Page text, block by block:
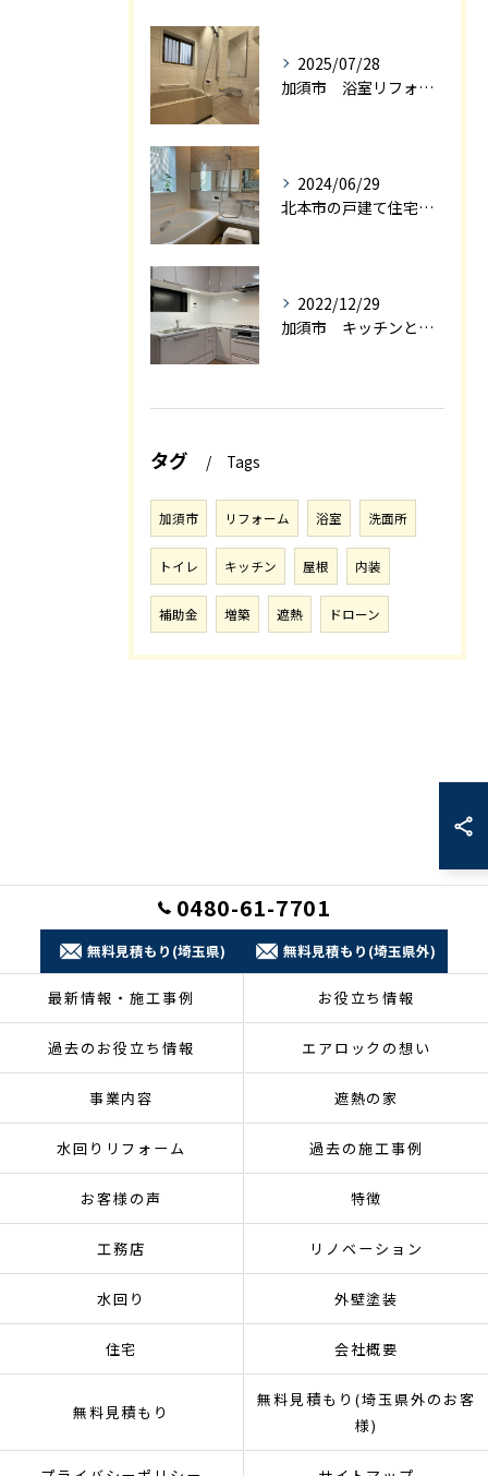
2025/07/28
加須市 浴室リフォーム
2024/06/29
北本市の戸建て住宅の浴室リフォーム
2022/12/29
加須市 キッチンと和室を一体感の有るＬＤＫにリフォーム エアロック施工
タグ Tags
加須市 リフォーム 浴室 洗面所
トイレ キッチン 屋根 内装
補助金 増築 遮熱 ドローン
0480-61-7701
無料見積もり(埼玉県) 無料見積もり(埼玉県外)
最新情報・施工事例 お役立ち情報
過去のお役立ち情報 エアロックの想い
事業内容 遮熱の家
水回りリフォーム 過去の施工事例
お客様の声 特徴
工務店 リノベーション
水回り 外壁塗装
住宅 会社概要
無料見積もり
無料見積もり(埼玉県外のお客
様)